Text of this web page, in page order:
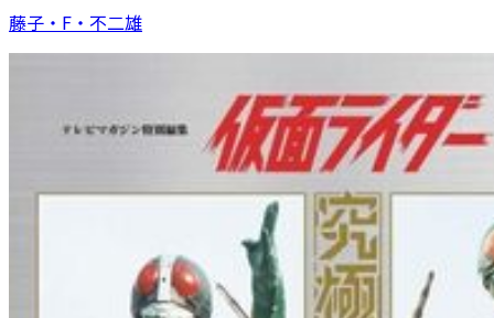
藤子・F・不二雄